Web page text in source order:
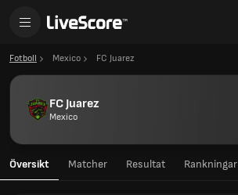
Fotboll Mexico FC Juarez
FC Juarez
Mexico
Översikt Matcher Resultat Rankningar